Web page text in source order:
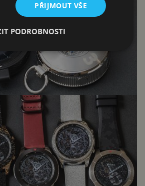
PŘIJMOUT VŠE
PODROBNOSTI